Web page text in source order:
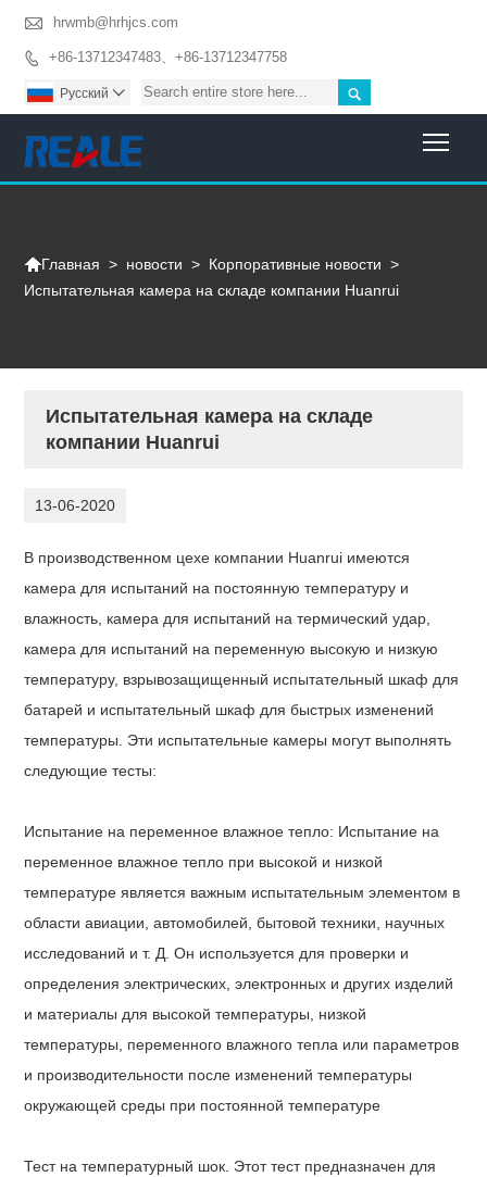
 hrwmb@hrhjcs.com
 +86-13712347483、+86-13712347758

Pусский 
Главная > новости > Корпоративные новости >
Испытательная камера на складе компании Huanrui
Испытательная камера на складе
компании Huanrui
13-06-2020
В производственном цехе компании Huanrui имеются
камера для испытаний на постоянную температуру и
влажность, камера для испытаний на термический удар,
камера для испытаний на переменную высокую и низкую
температуру, взрывозащищенный испытательный шкаф для
батарей и испытательный шкаф для быстрых изменений
температуры. Эти испытательные камеры могут выполнять
следующие тесты:
Испытание на переменное влажное тепло: Испытание на
переменное влажное тепло при высокой и низкой
температуре является важным испытательным элементом в
области авиации, автомобилей, бытовой техники, научных
исследований и т. Д. Он используется для проверки и
определения электрических, электронных и других изделий
и материалы для высокой температуры, низкой
температуры, переменного влажного тепла или параметров
и производительности после изменений температуры
окружающей среды при постоянной температуре
Тест на температурный шок. Этот тест предназначен для